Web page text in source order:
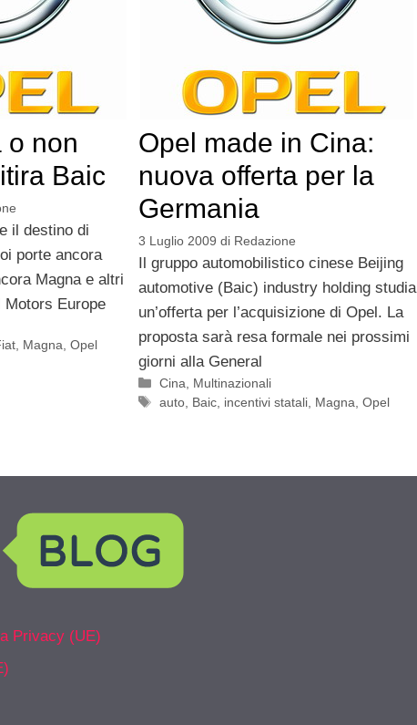
o non
Baic
il destino di
porte ancora
Magna e altri
Motors Europe
Magna ,Opel
Opel made in Cina:
nuova offerta per la
Germania
3 Luglio 2009 di Redazione
Il gruppo automobilistico cinese Beijing
automotive (Baic) industry holding studia
un’offerta per l’acquisizione di Opel. La
proposta sarà resa formale nei prossimi
giorni alla General
Categorie
Cina
Multinazionali
Tag
auto Baic incentivi statali Magna ,Opel
Privacy (UE)